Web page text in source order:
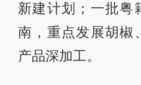
新建计划；一批粤
南，重点发展胡椒
产品深加工。